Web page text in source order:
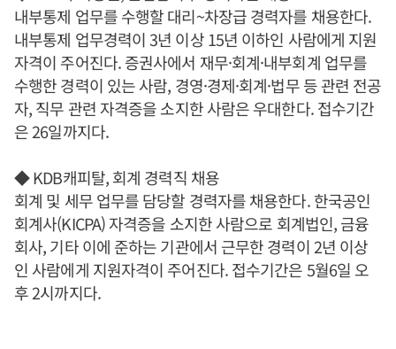
내부통제 업무를 수행할 대리~차장급 경력자를 채용한다.
내부통제 업무경력이 3년 이상 15년 이하인 사람에게 지원
자격이 주어진다. 증권사에서 재무·회계·내부회계 업무를
수행한 경력이 있는 사람, 경영·경제·회계·법무 등 관련 전공
자, 직무 관련 자격증을 소지한 사람은 우대한다. 접수기간
은 26일까지다.
◆ KDB캐피탈, 회계 경력직 채용
회계 및 세무 업무를 담당할 경력자를 채용한다. 한국공인
회계사(KICPA) 자격증을 소지한 사람으로 회계법인, 금융
회사, 기타 이에 준하는 기관에서 근무한 경력이 2년 이상
인 사람에게 지원자격이 주어진다. 접수기간은 5월6일 오
후 2시까지다.